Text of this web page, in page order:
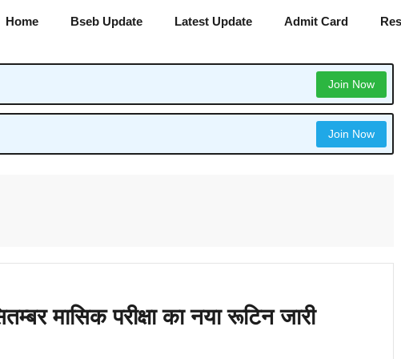
Home Bseb Update Latest Update Admit Card
Join Now
Join Now
मासिक परीक्षा का नया रूटिन जारी